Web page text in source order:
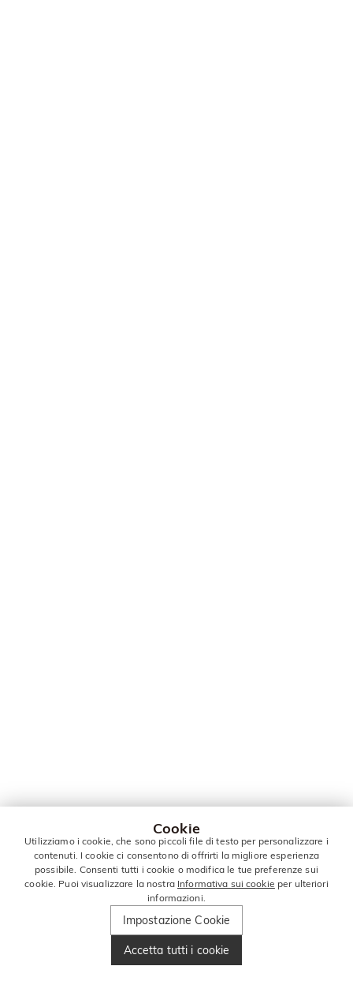
Cookie
Utilizziamo i cookie, che sono piccoli file di testo per personalizzare i
contenuti. I cookie ci consentono di offrirti la migliore esperienza
possibile. Consenti tutti i cookie o modifica le tue preferenze sui
cookie. Puoi visualizzare la nostra Informativa sui cookie per ulteriori
informazioni.
Impostazione Cookie
Accetta tutti i cookie